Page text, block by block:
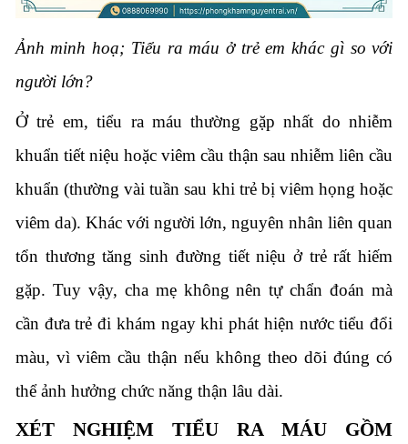
Ảnh minh hoạ; Tiểu ra máu ở trẻ em khác gì so với
người lớn?
Ở trẻ em, tiểu ra máu thường gặp nhất do nhiễm
khuẩn tiết niệu hoặc viêm cầu thận sau nhiễm liên cầu
khuẩn (thường vài tuần sau khi trẻ bị viêm họng hoặc
viêm da). Khác với người lớn, nguyên nhân liên quan
tổn thương tăng sinh đường tiết niệu ở trẻ rất hiếm
gặp. Tuy vậy, cha mẹ không nên tự chẩn đoán mà
cần đưa trẻ đi khám ngay khi phát hiện nước tiểu đổi
màu, vì viêm cầu thận nếu không theo dõi đúng có
thể ảnh hưởng chức năng thận lâu dài.
XÉT NGHIỆM TIỂU RA MÁU GỒM